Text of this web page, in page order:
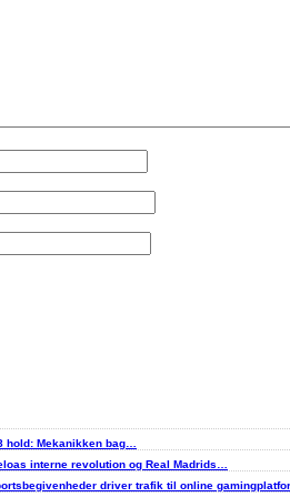
hold: Mekanikken bag…
interne revolution og Real Madrids…
driver trafik til online